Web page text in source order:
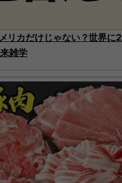
リカだけじゃない？世界に
雑学